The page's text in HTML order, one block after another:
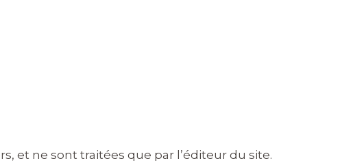
et ne sont traitées que par l’éditeur du site.